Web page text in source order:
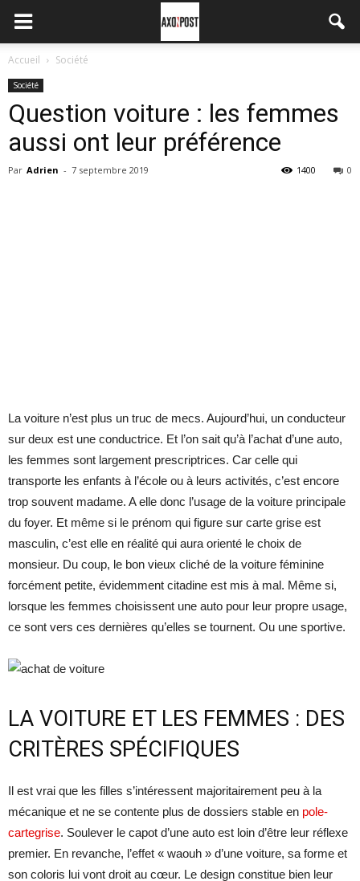
Accueil Société
Société
Question voiture : les femmes
aussi ont leur préférence
Par Adrien - 7 septembre 2019 0
1400
La voiture n’est plus un truc de mecs. Aujourd’hui, un conducteur
sur deux est une conductrice. Et l’on sait qu’à l’achat d’une auto,
les femmes sont largement prescriptrices. Car celle qui
transporte les enfants à l’école ou à leurs activités, c’est encore
trop souvent madame. A elle donc l’usage de la voiture principale
du foyer. Et même si le prénom qui figure sur carte grise est
masculin, c’est elle en réalité qui aura orienté le choix de
monsieur. Du coup, le bon vieux cliché de la voiture féminine
forcément petite, évidemment citadine est mis à mal. Même si,
lorsque les femmes choisissent une auto pour leur propre usage,
ce sont vers ces dernières qu’elles se tournent. Ou une sportive.
LA VOITURE ET LES FEMMES : DES
CRITÈRES SPÉCIFIQUES
Il est vrai que les filles s’intéressent majoritairement peu à la
mécanique et ne se contente plus de dossiers stable en pole-
cartegrise. Soulever le capot d’une auto est loin d’être leur réflexe
premier. En revanche, l’effet « waouh » d’une voiture, sa forme et
son coloris lui vont droit au cœur. Le design constitue bien leur